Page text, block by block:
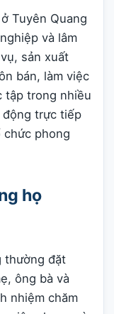
Tuyên Quang
và lâm
sản xuất
bán, làm việc
tập trong nhiều
động trực tiếp
chức phong
họ
thường đặt
ông bà và
nhiệm chăm